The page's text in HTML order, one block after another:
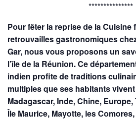
***************
Pour fêter la reprise de la Cuisine
retrouvailles gastronomiques
Gar, nous vous proposons un
l’île de la Réunion. Ce
indien profite de traditions
multiples que ses habitants
Madagascar, Inde, Chine,
Île Maurice, Mayotte, les